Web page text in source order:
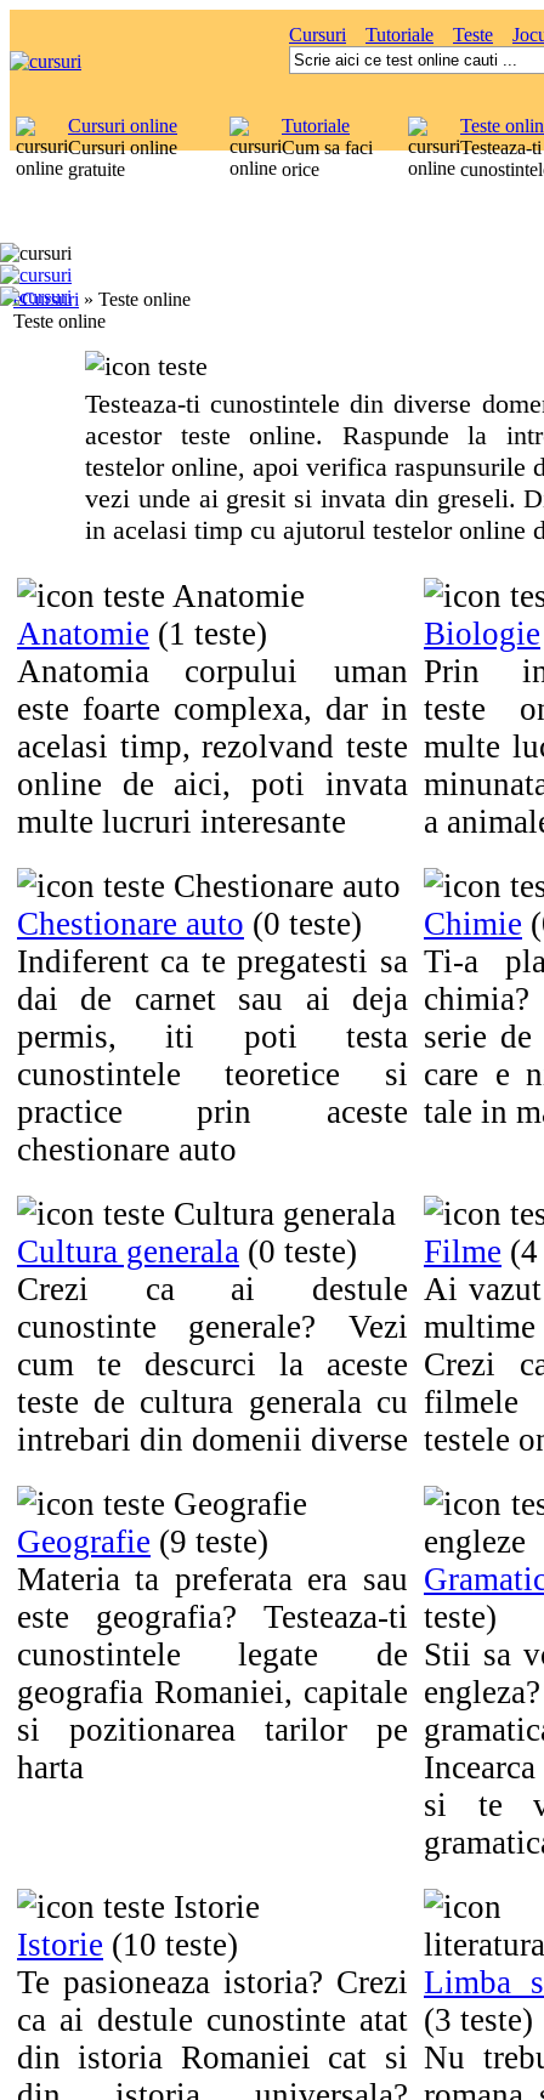
Cursuri Tutoriale Teste
Cursuri online
Cursuri online
gratuite
Tutoriale
Cum sa faci
orice
Teste
Testeaza-ti
eCursuri » Teste online
Teste online
Testeaza-ti cunostintele din diverse
acestor teste online. Raspunde la
testelor online, apoi verifica raspunsurile
vezi unde ai gresit si invata din greseli.
in acelasi timp cu ajutorul testelor online
Anatomie (1 teste)
Anatomia corpului uman
este foarte complexa, dar in
acelasi timp, rezolvand teste
online de aici, poti invata
multe lucruri interesante
Biologie
Prin
teste
multe
a
Chestionare auto (0 teste)
Indiferent ca te pregatesti sa
dai de carnet sau ai deja
permis, iti poti testa
cunostintele teoretice si
practice prin aceste
chestionare auto
Chimie
Ti-a
serie
care e
tale in
Cultura generala (0 teste)
Crezi ca ai destule
cunostinte generale? Vezi
cum te descurci la aceste
teste de cultura generala cu
intrebari din domenii diverse
Filme
Ai
Crezi
testele
Geografie (9 teste)
Materia ta preferata era sau
este geografia? Testeaza-ti
cunostintele legate de
geografia Romaniei, capitale
si pozitionarea tarilor pe
harta
teste)
Stii sa
si te
Istorie (10 teste)
Te pasioneaza istoria? Crezi
ca ai destule cunostinte atat
din istoria Romaniei cat si
Limba
(3 teste)
Nu